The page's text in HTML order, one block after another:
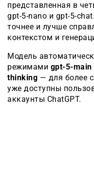
представленная в
gpt-5-nano и gpt-5-
точнее и лучше
контекстом и
Модель
режимами gpt-5-main
thinking — для более
уже доступны
аккаунты ChatGPT.